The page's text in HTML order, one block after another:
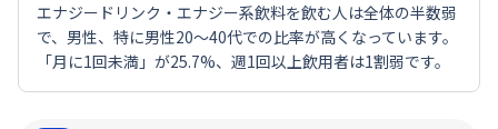
エナジードリンク・エナジー系飲料を飲む人は全体の半数弱
で、男性、特に男性20～40代での比率が高くなっています。
「月に1回未満」が25.7%、週1回以上飲用者は1割弱です。